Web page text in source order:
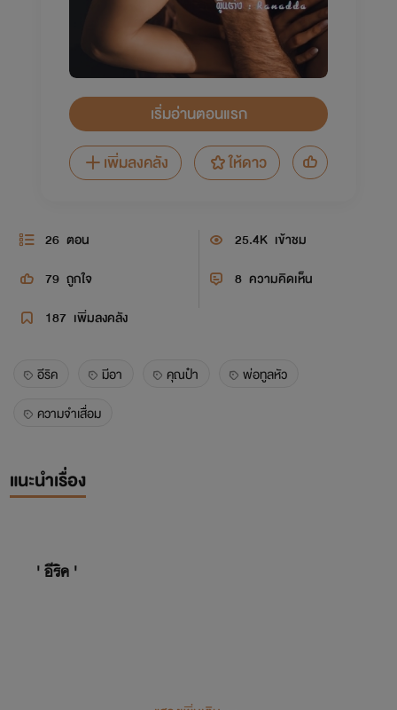
เริ่มอ่านตอนแรก
เพิ่มลงคลัง
ให้ดาว
26 ตอน 25.4K เข้าชม
79 ถูกใจ 8 ความคิดเห็น
187 เพิ่มลงคลัง
อีริค มีอา คุณป๋า
พ่อทูลหัว
ความจำเสื่อม
แนะนำเรื่อง
' อีริค '